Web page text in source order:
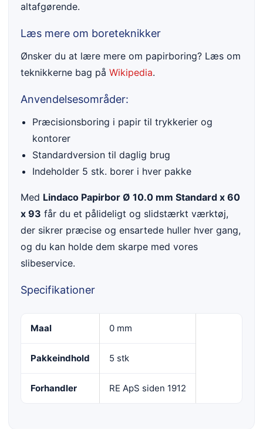
altafgørende.
Læs mere om boreteknikker
Ønsker du at lære mere om papirboring? Læs om
teknikkerne bag på Wikipedia.
Anvendelsesområder:
Præcisionsboring i papir til trykkerier og
kontorer
Standardversion til daglig brug
Indeholder 5 stk. borer i hver pakke
Med Lindaco Papirbor Ø 10.0 mm Standard x 60
x 93 får du et pålideligt og slidstærkt værktøj,
der sikrer præcise og ensartede huller hver gang,
og du kan holde dem skarpe med vores
slibeservice.
Specifikationer
Maal 0 mm
Pakkeindhold 5 stk
Forhandler RE ApS siden 1912